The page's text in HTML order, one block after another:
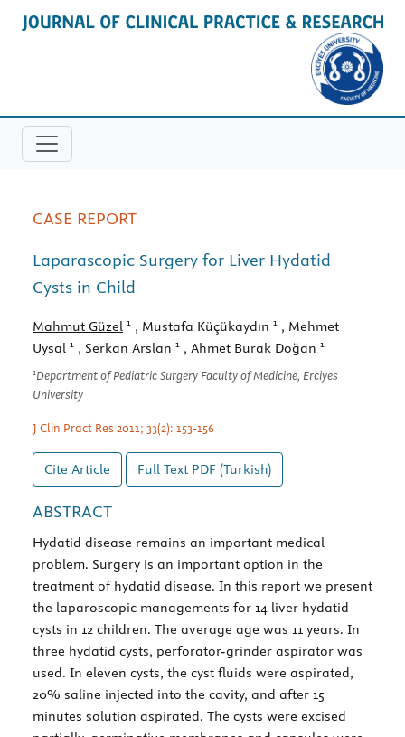
CASE REPORT
Laparascopic Surgery for Liver Hydatid
Cysts in Child
Mahmut Güzel 1 , Mustafa Küçükaydın 1 , Mehmet
Uysal 1 , Serkan Arslan 1 , Ahmet Burak Doğan 1
1Department of Pediatric Surgery Faculty of Medicine, Erciyes
University
J Clin Pract Res 2011; 33(2): 153-156
Cite Article Full Text PDF (Turkish)
ABSTRACT
Hydatid disease remains an important medical
problem. Surgery is an important option in the
treatment of hydatid disease. In this report we present
the laparoscopic managements for 14 liver hydatid
cysts in 12 children. The average age was 11 years. In
three hydatid cysts, perforator-grinder aspirator was
used. In eleven cysts, the cyst fluids were aspirated,
20% saline injected into the cavity, and after 15
minutes solution aspirated. The cysts were excised